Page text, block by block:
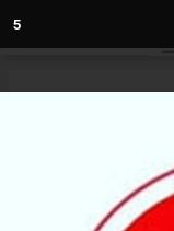
4
03.08.2023 -